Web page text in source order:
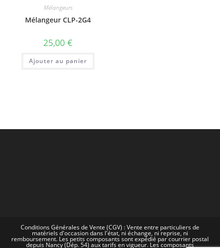
Mélangeurs
Mélangeur CLP-2G4
25,00€
Ajouter au panier
Conditions Générales de Vente (CGV) : Vente entre particuliers de
matériels d'occasion dans l'état, ni échange, ni reprise, ni
remboursement. Les petits composants sont expédié par courrier postal
depuis Nancy (Dép. 54) aux tarifs en vigueur. Les composants